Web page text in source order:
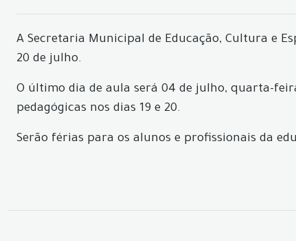
A Secretaria Municipal de Educação, Cultura e
20 de julho.
O último dia de aula será 04 de julho, quarta-
pedagógicas nos dias 19 e 20.
Serão férias para os alunos e profissionais da